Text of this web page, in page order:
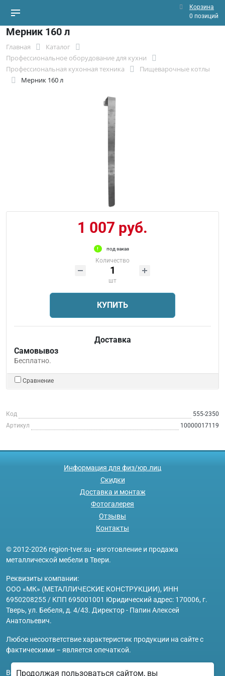
Корзина
0 позиций
Мерник 160 л
Главная
Каталог
Профессиональное оборудование для кухни
Профессиональная кухонная техника
Пищеварочные котлы
Мерник 160 л
1 007 руб.
под заказ
Количество
шт
КУПИТЬ
Доставка
Самовывоз
Бесплатно.
Сравнение
Код
555-2350
Артикул
10000017119
Информация для физ/юр.лиц
Скидки
Доставка и монтаж
Фотогалерея
Отзывы
Контакты
© 2012-2026 region-tver.su - изготовление и продажа
металлической мебели в Твери.
Реквизиты компании:
ООО «МК» (МЕТАЛЛИЧЕСКИЕ КОНСТРУКЦИИ), ИНН
6950208255 / КПП 695001001 Юридический адрес: 170006, г.
Тверь, ул. Бебеля, д. 4/43. Директор - Папин Алексей
Анатольевич.
Любое несоответствие характеристик продукции на сайте с
фактическими – является опечаткой.
Вся информация на сайте region-tver.su носит исключительно
Продолжая пользоваться сайтом, вы